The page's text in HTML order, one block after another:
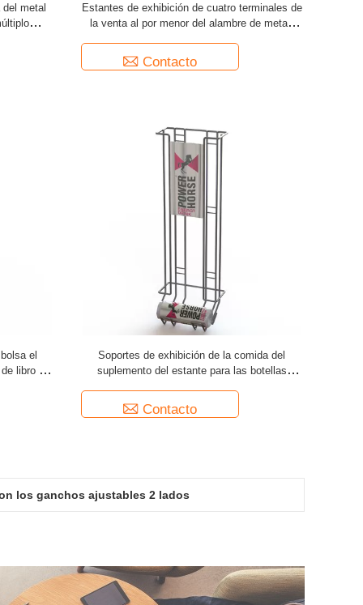
metal
Estantes de exhibición de cuatro terminales de
la venta al por menor del alambre de metal,
Contacto
el
libro del
Soportes de exhibición de la comida del
suplemento del estante para las botellas
Contacto
los ganchos ajustables 2 lados